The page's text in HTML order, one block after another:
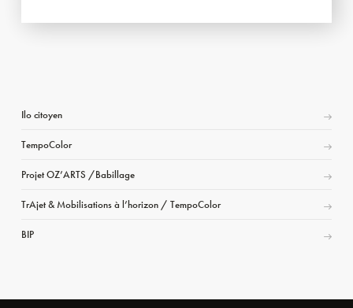
Ilo citoyen
TempoColor
Projet OZ’ARTS /Babillage
TrAjet & Mobilisations à l’horizon / TempoColor
BIP